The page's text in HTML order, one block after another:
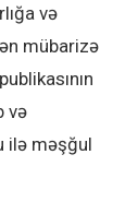
və
mübarizə
və
ilə məşğul